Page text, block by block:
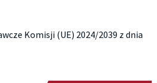
Komisji (UE) 2024/2039 z dnia